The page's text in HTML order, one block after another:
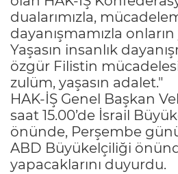
dualarımızla,
dayanışmamızla onların
Yaşasın insanlık
özgür Filistin
zulüm, yaşasın adalet."
HAK-İŞ Genel Başkan
saat 15.00’de İsrail
önünde, Perşembe günü
ABD Büyükelçiliği
yapacaklarını duyurdu.